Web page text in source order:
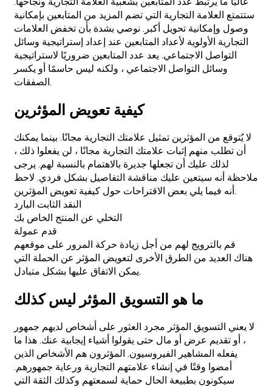
ستتمتع العلامة التجارية التي تضم المزيد من المتابعين بإمكانية
وصول وإمكانية تحويل أكبر. نوصي بشدة بأن تخفض العلامات
التجارية الأولوية لأعداد المتابعين عند إعداد إستراتيجية وسائل
التواصل الاجتماعي. يعد عدد المتابعين ضروريًا لاستراتيجية
وسائل التواصل الاجتماعي ، ولكنه ليس حاسمًا أو يكسر
الصفقات.
كيفية تعويض المؤثرين
لا يُتوقع من المؤثرين تمثيل علامتك التجارية مجانًا. بينما يمكنك
أن تطلب منهم إثبات علامتك التجارية مجانًا ، لن يفعلوا ذلك ،
لذلك عليك أن تجعلها جديرة بالاهتمام بالنسبة لهم. يرجى
ملاحظة أنه سيتعين عليك مناقشة التفاصيل بشكل فردي. لاحظ
أنه فيما يلي بعض الاقتراحات حول كيفية تعويض المؤثرين.
النقد الثابت البارد
التخلي عن المنتج الخاص بك
قدم عمولة
قم بالترويج لهم من أجل زيادة حركة المرور على موقعهم
هناك العديد من الطرق الأخرى لتعويض المؤثر عن الحملة التي
يمكن الاتفاق عليها بشكل متبادل.
ما هو التسويق المؤثر ليس كذلك
لا يعني التسويق المؤثر مجرد العثور على أشخاص لديهم جمهور
، أو تقديم عرض أو مال حتى يقولوا أشياء إيجابية عنك. هذا ما
يفعله المشاهير الفيروسيون. المؤثرون هم الأشخاص الذين
أمضوا وقتًا في إنشاء علامتهم التجارية ورعاية جمهورهم.
سيكونون بطبيعة الحال حماية لسمعتهم وكذلك الثقة التي